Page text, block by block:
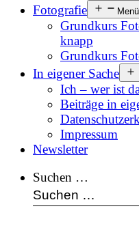
Fotografie
Grundkurs
knapp
Grundkurs
In eigener Sache
Ich – wer ist
Beiträge in
Impressum
Newsletter
Suchen …